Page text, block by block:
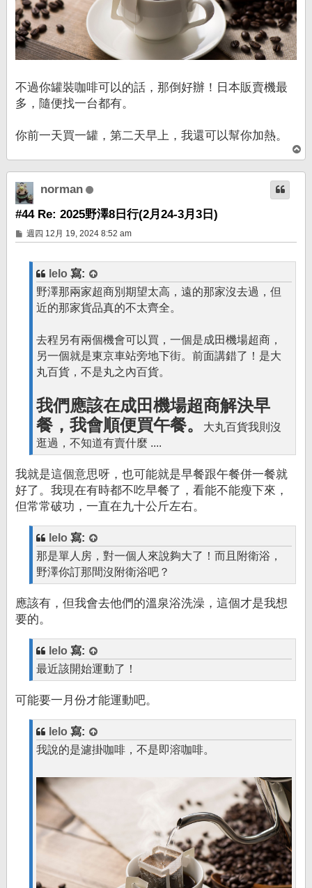
不過你罐裝咖啡可以的話，那倒好辦！日本販賣機最
多，隨便找一台都有。
你前一天買一罐，第二天早上，我還可以幫你加熱。
頂
端
norman
#44 Re: 2025野澤8日行(2月24-3月3日)
文
章
週四 12月 19, 2024 8:52 am
lelo 寫:
野澤那兩家超商別期望太高，遠的那家沒去過，但
近的那家貨品真的不太齊全。
去程另有兩個機會可以買，一個是成田機場超商，
另一個就是東京車站旁地下街。前面講錯了！是大
丸百貨，不是丸之內百貨。
我們應該在成田機場超商解決早
餐，我會順便買午餐。
大丸百貨我則沒
逛過，不知道有賣什麼 ....
我就是這個意思呀，也可能就是早餐跟午餐併一餐就
好了。我現在有時都不吃早餐了，看能不能瘦下來，
但常常破功，一直在九十公斤左右。
lelo 寫:
那是單人房，對一個人來說夠大了！而且附衛浴，
野澤你訂那間沒附衛浴吧？
應該有，但我會去他們的溫泉浴洗澡，這個才是我想
要的。
lelo 寫:
最近該開始運動了！
可能要一月份才能運動吧。
lelo 寫:
我說的是濾掛咖啡，不是即溶咖啡。